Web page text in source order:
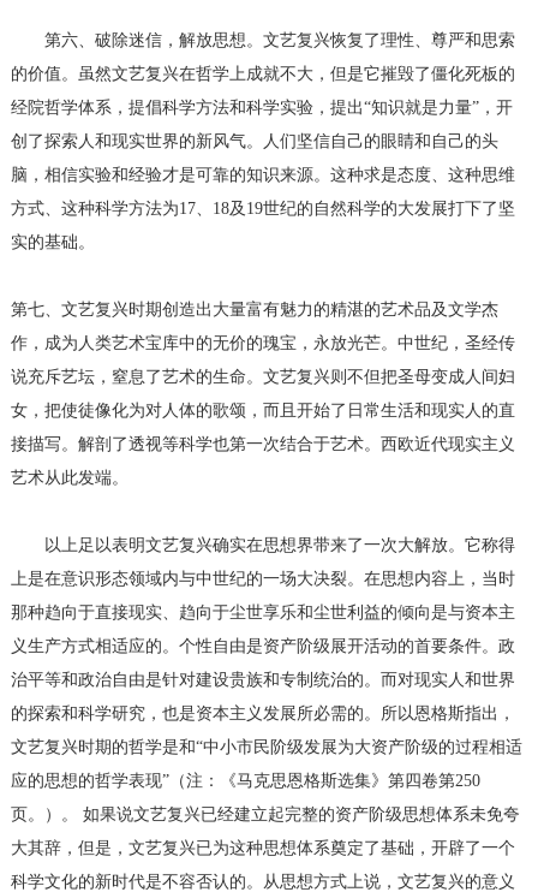
第六、破除迷信，解放思想。文艺复兴恢复了理性、尊严和思索
的价值。虽然文艺复兴在哲学上成就不大，但是它摧毁了僵化死板的
经院哲学体系，提倡科学方法和科学实验，提出“知识就是力量”，开
创了探索人和现实世界的新风气。人们坚信自己的眼睛和自己的头
脑，相信实验和经验才是可靠的知识来源。这种求是态度、这种思维
方式、这种科学方法为17、18及19世纪的自然科学的大发展打下了坚
实的基础。
第七、文艺复兴时期创造出大量富有魅力的精湛的艺术品及文学杰
作，成为人类艺术宝库中的无价的瑰宝，永放光芒。中世纪，圣经传
说充斥艺坛，窒息了艺术的生命。文艺复兴则不但把圣母变成人间妇
女，把使徒像化为对人体的歌颂，而且开始了日常生活和现实人的直
接描写。解剖了透视等科学也第一次结合于艺术。西欧近代现实主义
艺术从此发端。
以上足以表明文艺复兴确实在思想界带来了一次大解放。它称得
上是在意识形态领域内与中世纪的一场大决裂。在思想内容上，当时
那种趋向于直接现实、趋向于尘世享乐和尘世利益的倾向是与资本主
义生产方式相适应的。个性自由是资产阶级展开活动的首要条件。政
治平等和政治自由是针对建设贵族和专制统治的。而对现实人和世界
的探索和科学研究，也是资本主义发展所必需的。所以恩格斯指出，
文艺复兴时期的哲学是和“中小市民阶级发展为大资产阶级的过程相适
应的思想的哲学表现”（注：《马克思恩格斯选集》第四卷第250
页。）。 如果说文艺复兴已经建立起完整的资产阶级思想体系未免夸
大其辞，但是，文艺复兴已为这种思想体系奠定了基础，开辟了一个
科学文化的新时代是不容否认的。从思想方式上说，文艺复兴的意义